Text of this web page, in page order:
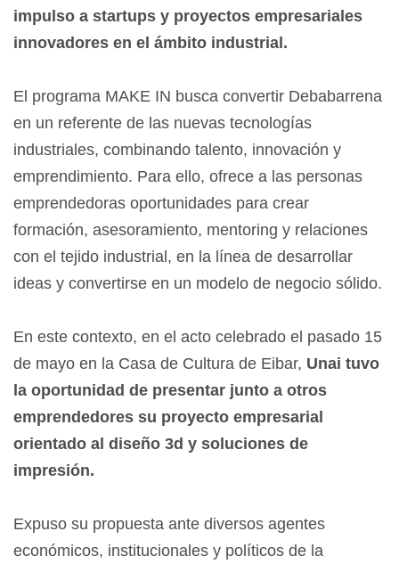
impulso a startups y proyectos empresariales
innovadores en el ámbito industrial.
El programa MAKE IN busca convertir Debabarrena
en un referente de las nuevas tecnologías
industriales, combinando talento, innovación y
emprendimiento. Para ello, ofrece a las personas
emprendedoras oportunidades para crear
formación, asesoramiento, mentoring y relaciones
con el tejido industrial, en la línea de desarrollar
ideas y convertirse en un modelo de negocio sólido.
En este contexto, en el acto celebrado el pasado 15
de mayo en la Casa de Cultura de Eibar, Unai tuvo
la oportunidad de presentar junto a otros
emprendedores su proyecto empresarial
orientado al diseño 3d y soluciones de
impresión.
Expuso su propuesta ante diversos agentes
económicos, institucionales y políticos de la